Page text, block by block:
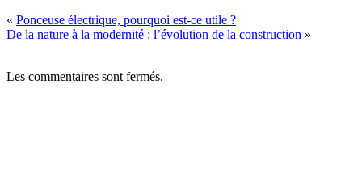
« Ponceuse électrique, pourquoi est-ce utile ?
De la nature à la modernité : l’évolution de la construction »
Les commentaires sont fermés.